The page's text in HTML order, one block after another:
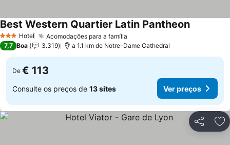
3 EstrelasHotel Acomodações para a família
Best Western Quartier Latin PantheonVer
7,7 Boa 3.319 a 1.1 km de Notre-Dame Cathedral
De € 113
Consulte os preços de 13 sites Ver preços
Partilhar